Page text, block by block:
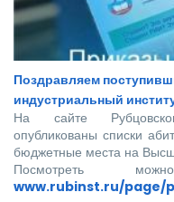
Поздравляем
индустриальный
На сайте
опубликованы списки
бюджетные места на
Посмотреть
www.rubinst.ru/page/